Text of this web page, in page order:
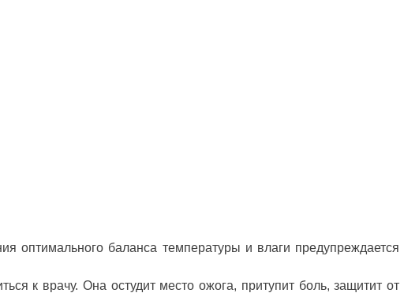
оптимального баланса температуры и влаги предупреждается
к врачу. Она остудит место ожога, притупит боль, защитит от